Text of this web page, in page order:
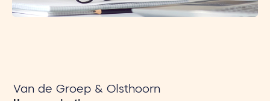
Van de Groep & Olsthoorn